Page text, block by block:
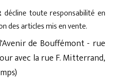
décline toute responsabilité en
des articles mis en vente.
l'Avenir de Bouffémont - rue
avec la rue F. Mitterrand,